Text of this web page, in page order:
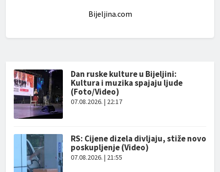
Bijeljina.com
Dan ruske kulture u Bijeljini:
Kultura i muzika spajaju ljude
(Foto/Video)
07.08.2026. | 22:17
RS: Cijene dizela divljaju, stiže novo
poskupljenje (Video)
07.08.2026. | 21:55